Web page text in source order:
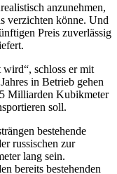
anzunehmen,
verzichten könne. Und
Preis zuverlässig
schloss er mit
in Betrieb gehen
Milliarden Kubikmeter
soll.
bestehende
russischen zur
lang sein.
bereits bestehenden